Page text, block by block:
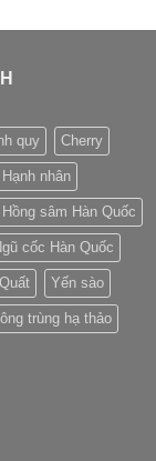
quy Cherry
Hạnh nhân
Hồng sâm Hàn Quốc
cốc Hàn Quốc
Yến sào
trùng hạ thảo